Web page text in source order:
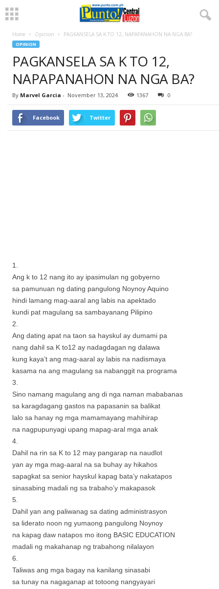
Home Opinion PAGKANSELA SA K TO 12, NAPAPANAHON NA NGA BA?
OPINION
PAGKANSELA SA K TO 12,
NAPAPANAHON NA NGA BA?
By Marvel Garcia - November 13, 2024 1367 0
Facebook Twitter
1.
Ang k to 12 nang ito ay ipasimulan ng gobyerno
sa pamunuan ng dating pangulong Noynoy Aquino
hindi lamang mag-aaral ang labis na apektado
kundi pat magulang sa sambayanang Pilipino
2.
Ang dating apat na taon sa hayskul ay dumami pa
nang dahil sa K to12 ay nadagdagan ng dalawa
kung kaya’t ang mag-aaral ay labis na nadismaya
kasama na ang magulang sa nabanggit na programa
3.
Sino namang magulang ang di nga naman mababanas
sa karagdagang gastos na papasanin sa balikat
lalo sa hanay ng mga mamamayang mahihirap
na nagpupunyagi upang mapag-aral mga anak
4.
Dahil na rin sa K to 12 may pangarap na naudlot
yan ay mga mag-aaral na sa buhay ay hikahos
sapagkat sa senior hayskul kapag bata’y nakatapos
sinasabing madali ng sa trabaho’y makapasok
5.
Dahil yan ang paliwanag sa dating administrasyon
sa liderato noon ng yumaong pangulong Noynoy
na kapag daw natapos mo itong BASIC EDUCATION
madali ng makahanap ng trabahong nilalayon
6.
Taliwas ang mga bagay na kanilang sinasabi
sa tunay na nagaganap at totoong nangyayari